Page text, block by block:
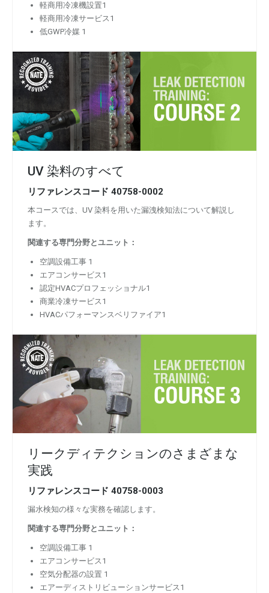
軽商用冷凍機設置1
軽商用冷凍サービス1
低GWP冷媒 1
UV 染料のすべて
リファレンスコード 40758-0002
本コースでは、UV 染料を用いた漏洩検知法について解説し
ます。
関連する専門分野とユニット：
空調設備工事 1
エアコンサービス1
認定HVACプロフェッショナル1
商業冷凍サービス1
HVACパフォーマンスベリファイア1
リークディテクションのさまざまな
実践
リファレンスコード 40758-0003
漏水検知の様々な実務を確認します。
関連する専門分野とユニット：
空調設備工事 1
エアコンサービス1
空気分配器の設置 1
エアーディストリビューションサービス1